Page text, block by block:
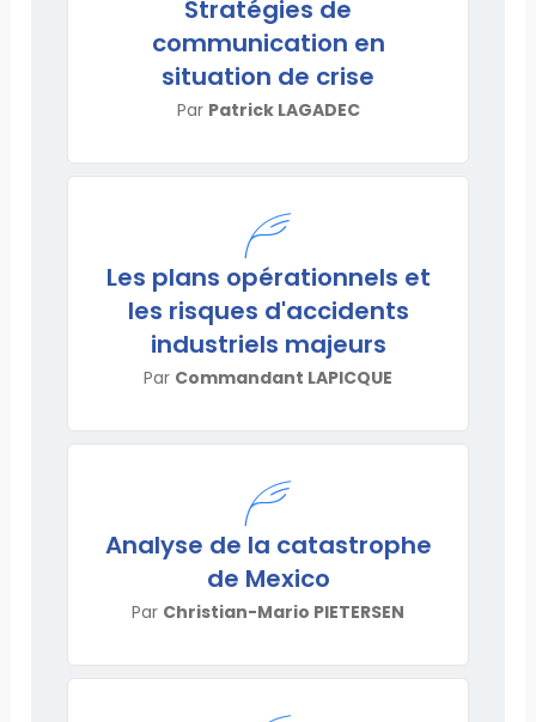
Stratégies de
communication en
situation de crise
Par Patrick LAGADEC
Les plans opérationnels et
les risques d'accidents
industriels majeurs
Par Commandant LAPICQUE
Analyse de la catastrophe
de Mexico
Par Christian-Mario PIETERSEN